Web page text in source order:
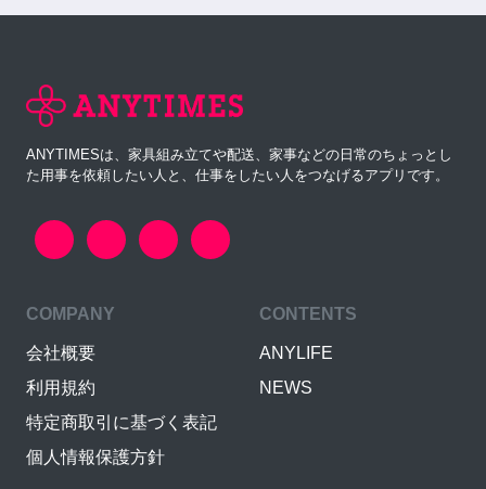
ANYTIMESは、家具組み立てや配送、家事などの日常のちょっとし
た用事を依頼したい人と、仕事をしたい人をつなげるアプリです。
COMPANY
会社概要
利用規約
特定商取引に基づく表記
個人情報保護方針
CONTENTS
ANYLIFE
NEWS